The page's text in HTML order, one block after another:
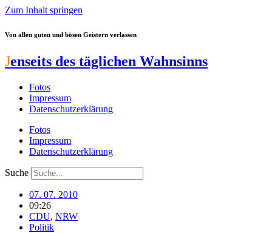
Zum Inhalt springen
Von allen guten und bösen Geistern verlassen
Jenseits des täglichen Wahnsinns
Fotos
Impressum
Datenschutzerklärung
Fotos
Impressum
Datenschutzerklärung
Suche
07. 07. 2010
09:26
CDU, NRW
Politik